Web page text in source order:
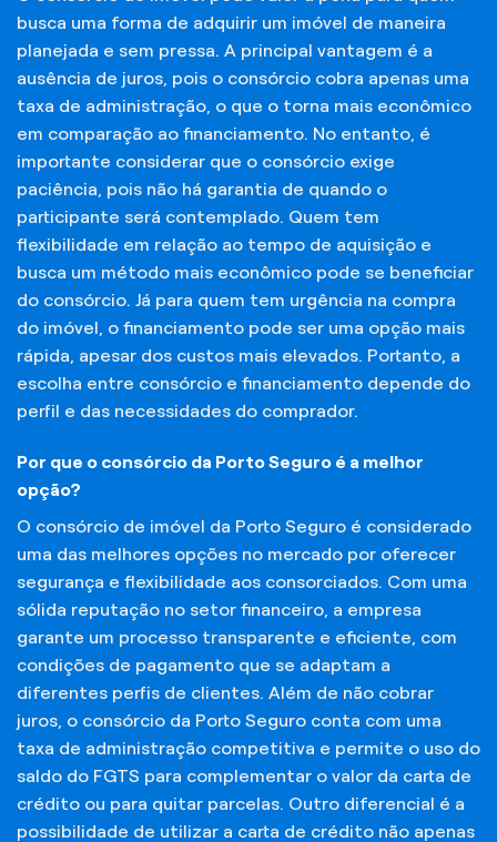
busca uma forma de adquirir um imóvel de maneira
planejada e sem pressa. A principal vantagem é a
ausência de juros, pois o consórcio cobra apenas uma
taxa de administração, o que o torna mais econômico
em comparação ao financiamento. No entanto, é
importante considerar que o consórcio exige
paciência, pois não há garantia de quando o
participante será contemplado. Quem tem
flexibilidade em relação ao tempo de aquisição e
busca um método mais econômico pode se beneficiar
do consórcio. Já para quem tem urgência na compra
do imóvel, o financiamento pode ser uma opção mais
rápida, apesar dos custos mais elevados. Portanto, a
escolha entre consórcio e financiamento depende do
perfil e das necessidades do comprador.
Por que o consórcio da Porto Seguro é a melhor
opção?
O consórcio de imóvel da Porto Seguro é considerado
uma das melhores opções no mercado por oferecer
segurança e flexibilidade aos consorciados. Com uma
sólida reputação no setor financeiro, a empresa
garante um processo transparente e eficiente, com
condições de pagamento que se adaptam a
diferentes perfis de clientes. Além de não cobrar
juros, o consórcio da Porto Seguro conta com uma
taxa de administração competitiva e permite o uso do
saldo do FGTS para complementar o valor da carta de
crédito ou para quitar parcelas. Outro diferencial é a
possibilidade de utilizar a carta de crédito não apenas